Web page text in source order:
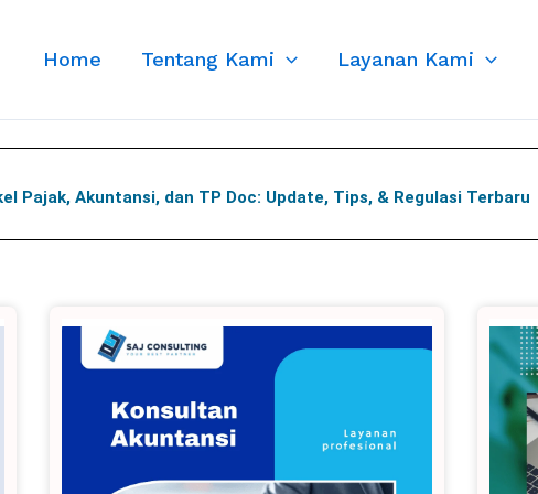
Home Tentang Kami Layanan Kami
Pajak, Akuntansi, dan TP Doc: Update, Tips, & Regulasi Terbaru